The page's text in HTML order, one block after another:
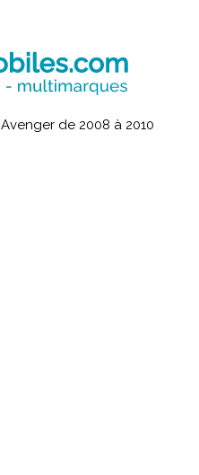
Avenger de 2008 à 2010